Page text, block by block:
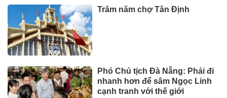
Trăm năm chợ Tân Định
Phó Chủ tịch Đà Nẵng: Phải đi
nhanh hơn để sâm Ngọc Linh
cạnh tranh với thế giới